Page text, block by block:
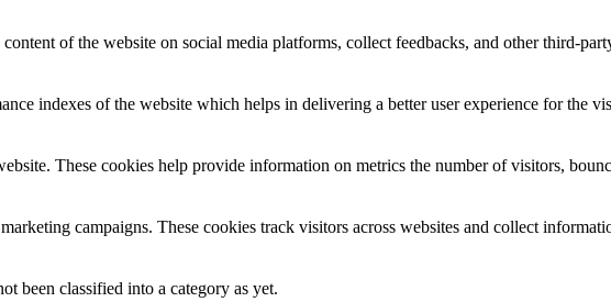
of the website on social media platforms, collect feedbacks, and other third-
indexes of the website which helps in delivering a better user experience for the
These cookies help provide information on metrics the number of visitors,
campaigns. These cookies track visitors across websites and collect
been classified into a category as yet.